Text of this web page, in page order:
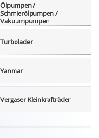
Ölpumpen /
Schmierölpumpen /
Vakuumpumpen
Turbolader
Yanmar
Vergaser Kleinkrafträder